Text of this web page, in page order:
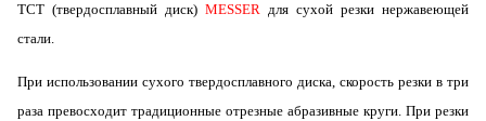
ТСТ (твердосплавный диск) MESSER для сухой резки нержавеющей
стали.
При использовании сухого твердосплавного диска, скорость резки в три
раза превосходит традиционные отрезные абразивные круги. При резки